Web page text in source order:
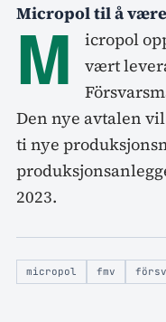
Micropol til å
M
icropol
vært
Den nye avtalen
ti nye
2023.
micropol fmv